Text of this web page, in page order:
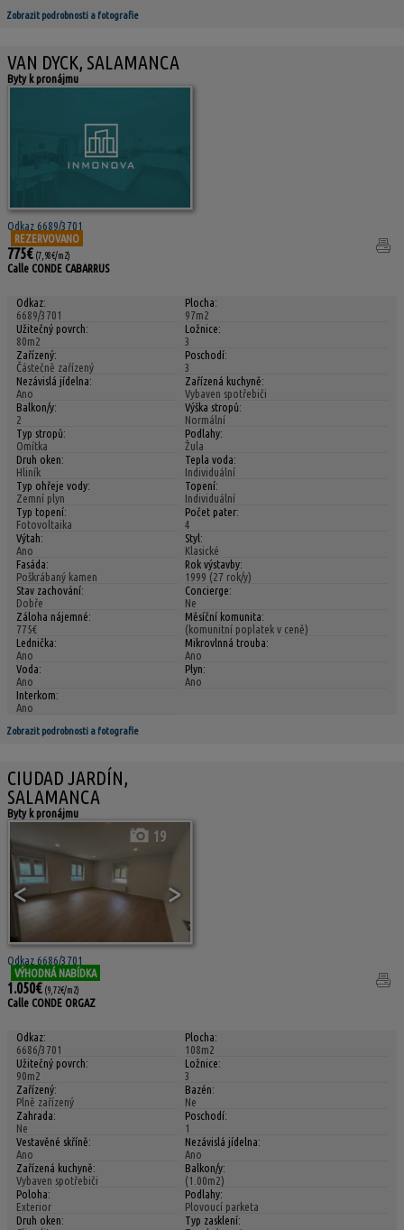
Zobrazit podrobnosti a fotografie
VAN DYCK, SALAMANCA
Byty k pronájmu
Odkaz 6689/3701
REZERVOVANO
775€ (7,98€/m2)
Calle CONDE CABARRUS
Odkaz:
6689/3701
Plocha:
97m2
Užitečný povrch:
80m2
Ložnice:
3
Zařízený:
Částečně zařízený
Poschodí:
3
Nezávislá jídelna:
Ano
Zařízená kuchyně:
Vybaven spotřebiči
Balkon/y:
2
Výška stropů:
Normální
Typ stropů:
Omítka
Podlahy:
Žula
Druh oken:
Hliník
Tepla voda:
Individuální
Typ ohřeje vody:
Zemní plyn
Topení:
Individuální
Typ topení:
Fotovoltaika
Počet pater:
4
Výtah:
Ano
Styl:
Klasické
Fasáda:
Poškrábaný kamen
Rok výstavby:
1999 (27 rok/y)
Stav zachování:
Dobře
Concierge:
Ne
Záloha nájemné:
775€
Měsíční komunita:
(komunitní poplatek v ceně)
Lednička:
Ano
Mikrovlnná trouba:
Ano
Voda:
Ano
Plyn:
Ano
Interkom:
Ano
Zobrazit podrobnosti a fotografie
CIUDAD JARDÍN,
SALAMANCA
Byty k pronájmu
< >
19
Odkaz 6686/3701
VÝHODNÁ NABÍDKA
1.050€ (9,72€/m2)
Calle CONDE ORGAZ
Odkaz:
6686/3701
Plocha:
108m2
Užitečný povrch:
90m2
Ložnice:
3
Zařízený:
Plně zařízený
Bazén:
Ne
Zahrada:
Ne
Poschodí:
1
Vestavěné skříně:
Ano
Nezávislá jídelna:
Ano
Zařízená kuchyně:
Vybaven spotřebiči
Balkon/y:
(1.00m2)
Poloha:
Exterior
Podlahy:
Plovoucí parketa
Druh oken:
Typ zasklení: